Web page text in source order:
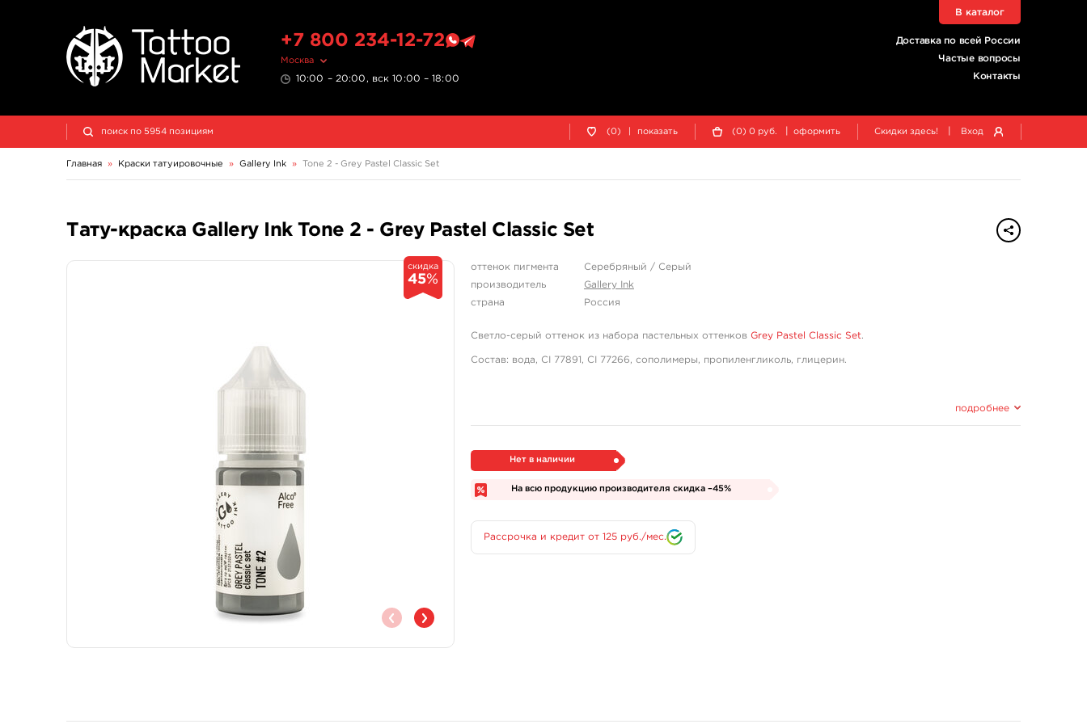
+7 800 234-12-72
Москва
10:00 – 20:00, вск 10:00 – 18:00
Доставка по всей России
Частые вопросы
Контакты
В каталог
(0) показать (0) 0 руб. оформить Скидки здесь! Вход
Главная » Краски татуировочные » Gallery Ink » Tone 2 - Grey Pastel Classic Set
Тату-краска Gallery Ink Tone 2 - Grey Pastel Classic Set
оттенок пигмента
Серебряный / Серый
производитель
Gallery Ink
страна
Россия
Светло-серый оттенок из набора пастельных оттенков Grey Pastel Classic Set.
Состав: вода, CI 77891, CI 77266, сополимеры, пропиленгликоль, глицерин.
подробнее
Нет в наличии
На всю продукцию производителя скидка –45%
Рассрочка и кредит от 125 руб./мес.
скидка
45%